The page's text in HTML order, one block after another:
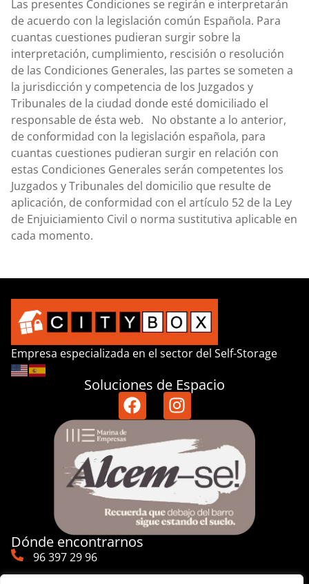
Las presentes Condiciones se regirán e interpretarán
de acuerdo con la legislación común Española. Para
cuantas cuestiones pudieran surgir sobre la
interpretación, cumplimiento, rescisión o resolución
de las Condiciones Generales, las partes se someten a
la jurisdicción y competencia de los Juzgados y
Tribunales de la ciudad donde esté domiciliado el
responsable de ésta web. No obstante a lo anterior,
de conformidad con la legislación española, para
cuantas cuestiones pudieran surgir en relación con
estas Condiciones Generales serán competentes los
Juzgados y Tribunales del domicilio que resulte de
aplicación, de conformidad con el artículo 52 de la Ley
de Enjuiciamiento Civil o norma sustitutiva aplicable en
cada momento.
Empresa especializada en el sector del Self-Storage
Soluciones de Espacio
Dónde encontrarnos
96 397 29 96